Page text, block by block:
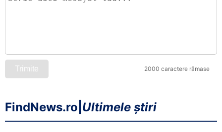
2000 caractere rămase
Trimite
FindNews.ro Ultimele știri